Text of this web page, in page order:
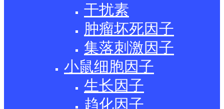
干扰素
肿瘤坏死因子
集落刺激因子
小鼠细胞因子
生长因子
趋化因子